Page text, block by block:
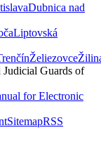
Dubnica nad
Liptovská
Želiezovce
Judicial Guards of
for Electronic
SitemapRSS